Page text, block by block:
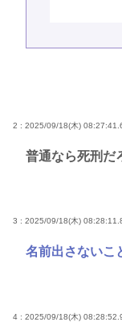
2 : 2025/09/18(木)
普通なら死刑だ
3 : 2025/09/18(木)
名前出さないこ
4 : 2025/09/18(木)